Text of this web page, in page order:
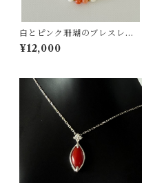
白とピンク珊瑚のブレスレッ
ト ts−17
¥12,000